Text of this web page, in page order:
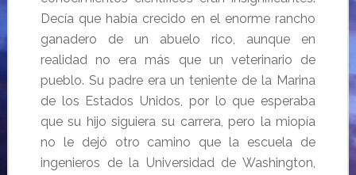
Decía que había crecido en el enorme rancho
ganadero de un abuelo rico, aunque en
realidad no era más que un veterinario de
pueblo. Su padre era un teniente de la Marina
de los Estados Unidos, por lo que esperaba
que su hijo siguiera su carrera, pero la miopía
no le dejó otro camino que la escuela de
ingenieros de la Universidad de Washington,